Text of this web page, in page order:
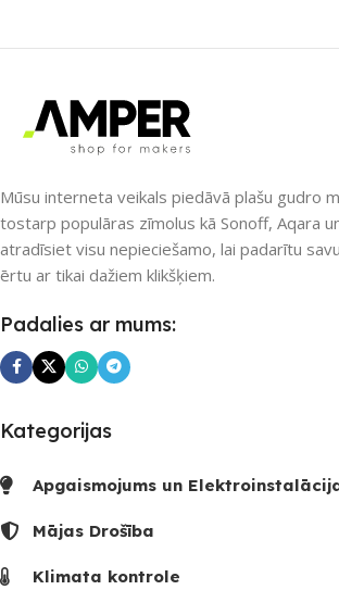
PIEEJAMS UZREIZ
Nē
UZREIZ PIEEJAMAIS
SKAITS
Nē
UZREIZ
Mūsu interneta veikals piedāvā plašu gudro
tostarp populāras zīmolus kā Sonoff, Aqara
atradīsiet visu nepieciešamo, lai padarītu
ērtu ar tikai dažiem klikšķiem.
Padalies ar mums:
Kategorijas
Apgaismojums un
Mājas Drošība
Klimata kontrole